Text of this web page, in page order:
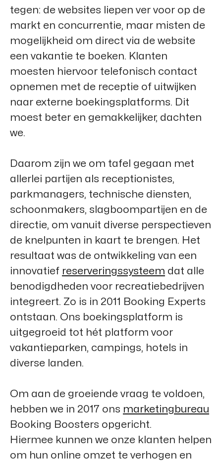
tegen: de websites liepen ver voor op de
markt en concurrentie, maar misten de
mogelijkheid om direct via de website
een vakantie te boeken. Klanten
moesten hiervoor telefonisch contact
opnemen met de receptie of uitwijken
naar externe boekingsplatforms. Dit
moest beter en gemakkelijker, dachten
we.
Daarom zijn we om tafel gegaan met
allerlei partijen als receptionistes,
parkmanagers, technische diensten,
schoonmakers, slagboompartijen en de
directie, om vanuit diverse perspectieven
de knelpunten in kaart te brengen. Het
resultaat was de ontwikkeling van een
innovatief reserveringssysteem dat alle
benodigdheden voor recreatiebedrijven
integreert. Zo is in 2011 Booking Experts
ontstaan. Ons boekingsplatform is
uitgegroeid tot hét platform voor
vakantieparken, campings, hotels in
diverse landen.
Om aan de groeiende vraag te voldoen,
hebben we in 2017 ons marketingbureau
Booking Boosters opgericht.
Hiermee kunnen we onze klanten helpen
om hun online omzet te verhogen en